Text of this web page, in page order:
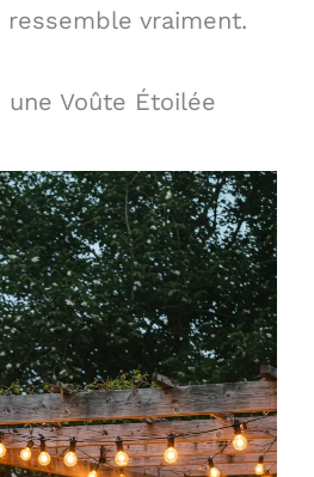
vraiment.
une Voûte Étoilée